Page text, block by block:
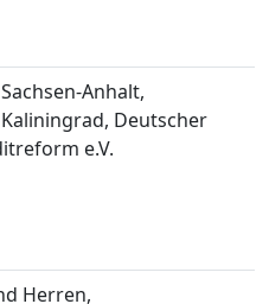
Anhalt,
Deutscher
e.V.
Herren,